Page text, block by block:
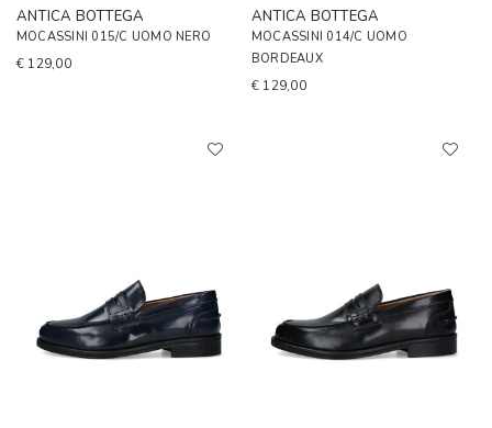
ANTICA BOTTEGA
MOCASSINI 015/C UOMO NERO
€ 129,00
ANTICA BOTTEGA
MOCASSINI 014/C UOMO
BORDEAUX
€ 129,00